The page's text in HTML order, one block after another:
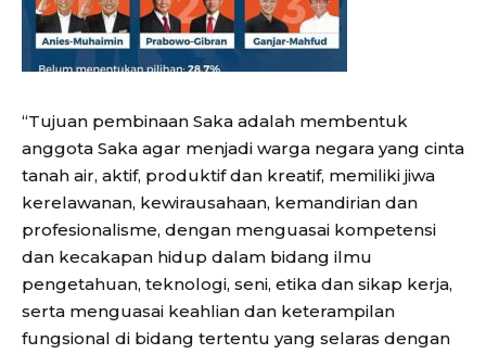
“Tujuan pembinaan Saka adalah membentuk
anggota Saka agar menjadi warga negara yang cinta
tanah air, aktif, produktif dan kreatif, memiliki jiwa
kerelawanan, kewirausahaan, kemandirian dan
profesionalisme, dengan menguasai kompetensi
dan kecakapan hidup dalam bidang ilmu
pengetahuan, teknologi, seni, etika dan sikap kerja,
serta menguasai keahlian dan keterampilan
fungsional di bidang tertentu yang selaras dengan